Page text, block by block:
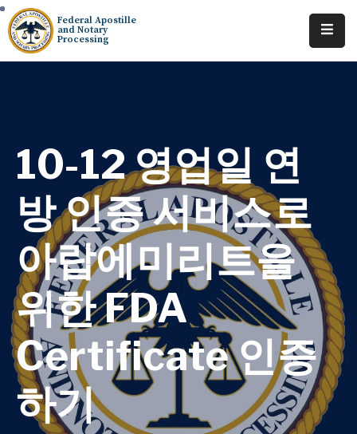
Federal Apostille
and Notary
Processing
Requests
Resources
Locations
Contact
Tracking
10-12 영업일 연
방 인증 서비스로
아랍에미리트을
위한 FDA
Certificate 인증
하기